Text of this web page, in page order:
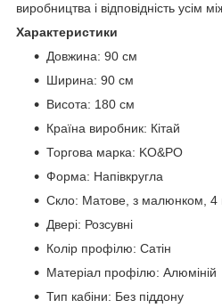
виробництва і відповідність усім
Характеристики
Довжина: 90 см
Ширина: 90 см
Висота: 180 см
Країна виробник: Кітай
Торгова марка: KO&PO
Форма: Напівкругла
Скло: Матове, з малюнком,
Двері: Розсувні
Колір профілю: Сатін
Матеріал профілю: Алюміній
Тип кабіни: Без піддону